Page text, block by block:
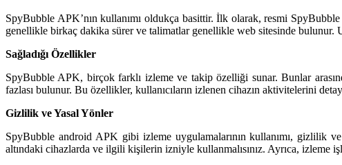
SpyBubble APK’nın kullanımı oldukça basittir. İlk olarak, resmi
genellikle birkaç dakika sürer ve talimatlar genellikle web sitesinde
Sağladığı Özellikler
SpyBubble APK, birçok farklı izleme ve takip özelliği sunar. Bunlar
fazlası bulunur. Bu özellikler, kullanıcıların izlenen cihazın aktivitelerini
Gizlilik ve Yasal Yönler
SpyBubble android APK gibi izleme uygulamalarının kullanımı, gizlilik
altındaki cihazlarda ve ilgili kişilerin izniyle kullanmalısınız. Ayrıca,